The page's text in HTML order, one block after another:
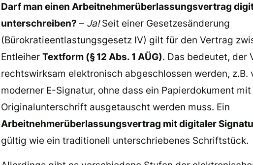
Darf man einen Arbeitnehmerüberlassungsvertrag
unterschreiben? – Ja!Seit einer Gesetzesänderung
(Bürokratieentlastungsgesetz IV) gilt für den Vertrag
Entleiher Textform (§ 12 Abs. 1 AÜG). Das bedeutet, der
rechtswirksam elektronisch abgeschlossen werden, z.B.
moderner E-Signatur, ohne dass ein Papierdokument mit
Originalunterschrift ausgetauscht werden muss. Ein
Arbeitnehmerüberlassungsvertrag mit digitaler
gültig wie ein traditionell unterschriebenes Schriftstück.